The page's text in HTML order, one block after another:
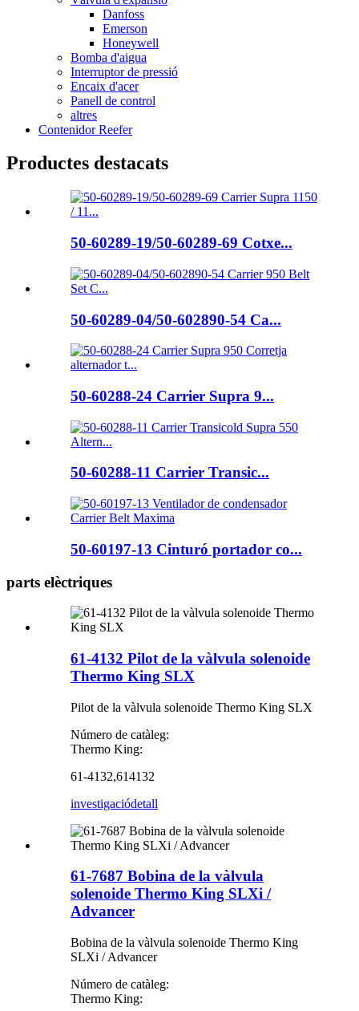
Danfoss
Emerson
Honeywell
Bomba d'aigua
Interruptor de pressió
Encaix d'acer
Panell de control
altres
Contenidor Reefer
Productes destacats
50-60289-19/50-60289-69 Cotxe...
50-60289-04/50-602890-54 Ca...
50-60288-24 Carrier Supra 9...
50-60288-11 Carrier Transic...
50-60197-13 Cinturó portador co...
parts elèctriques
61-4132 Pilot de la vàlvula solenoide
Thermo King SLX
Pilot de la vàlvula solenoide Thermo King SLX
Número de catàleg:
Thermo King:
61-4132,614132
investigaciódetall
61-7687 Bobina de la vàlvula
solenoide Thermo King SLXi /
Advancer
Bobina de la vàlvula solenoide Thermo King
SLXi / Advancer
Número de catàleg:
Thermo King: